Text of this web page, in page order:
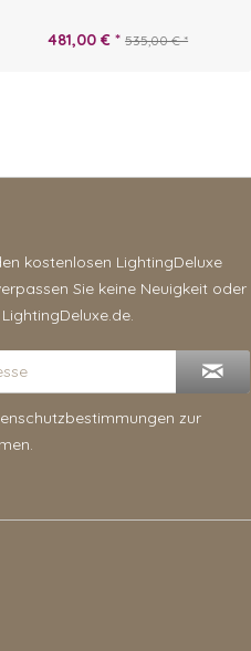
481,00 € * 535,00 € *
kostenlosen LightingDeluxe
Sie keine Neuigkeit oder
zur